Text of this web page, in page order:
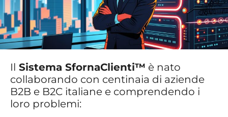
Il Sistema SfornaClienti™ è nato
collaborando con centinaia di aziende
B2B e B2C italiane e comprendendo i
loro problemi: